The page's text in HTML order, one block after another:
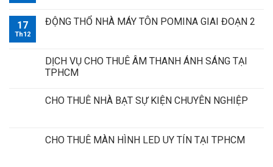
17
Th12
ĐỘNG THỔ NHÀ MÁY TÔN POMINA GIAI ĐOẠN 2
DỊCH VỤ CHO THUÊ ÂM THANH ÁNH SÁNG TẠI
TPHCM
CHO THUÊ NHÀ BẠT SỰ KIỆN CHUYÊN NGHIỆP
CHO THUÊ MÀN HÌNH LED UY TÍN TẠI TPHCM